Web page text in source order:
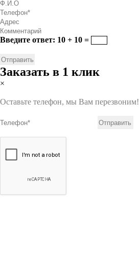
Введите ответ: 10 + 10 =
Заказать в 1 клик
×
Оставьте телефон, мы Вам перезвоним!